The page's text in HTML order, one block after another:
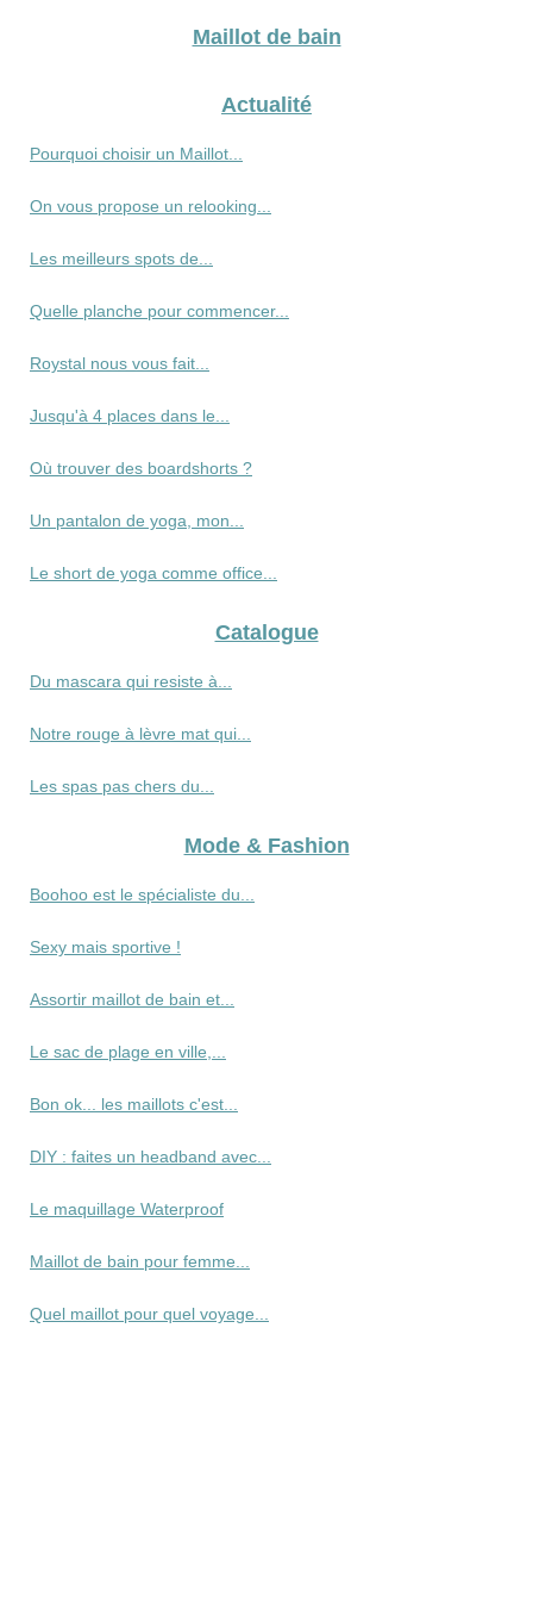
Maillot de bain
Actualité
Pourquoi choisir un Maillot...
On vous propose un relooking...
Les meilleurs spots de...
Quelle planche pour commencer...
Roystal nous vous fait...
Jusqu'à 4 places dans le...
Où trouver des boardshorts ?
Un pantalon de yoga, mon...
Le short de yoga comme office...
Catalogue
Du mascara qui resiste à...
Notre rouge à lèvre mat qui...
Les spas pas chers du...
Mode & Fashion
Boohoo est le spécialiste du...
Sexy mais sportive !
Assortir maillot de bain et...
Le sac de plage en ville,...
Bon ok... les maillots c'est...
DIY : faites un headband avec...
Le maquillage Waterproof
Maillot de bain pour femme...
Quel maillot pour quel voyage...